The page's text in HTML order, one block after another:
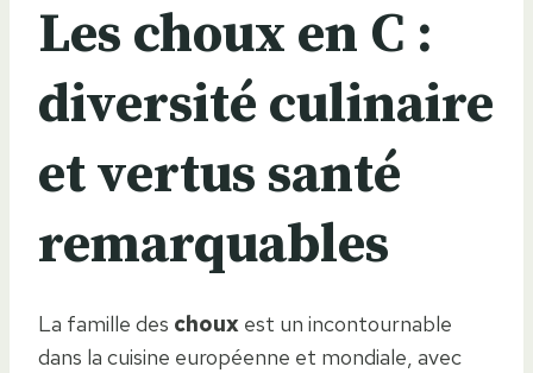
Les choux en C :
diversité culinaire
et vertus santé
remarquables
La famille des choux est un incontournable
dans la cuisine européenne et mondiale, avec